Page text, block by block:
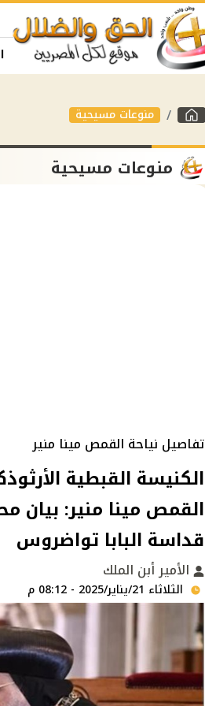
منوعات مسيحية
منوعات مسيحية
تفاصيل نياحة القمص مينا منير
الكنيسة القبطية
القمص مينا منير: بيان
قداسة البابا تواضروس
الأمير أبن الملك
الثلاثاء 21/يناير/2025 - 08:12 م